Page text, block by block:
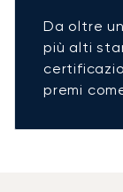
Da oltre
più alti
premi